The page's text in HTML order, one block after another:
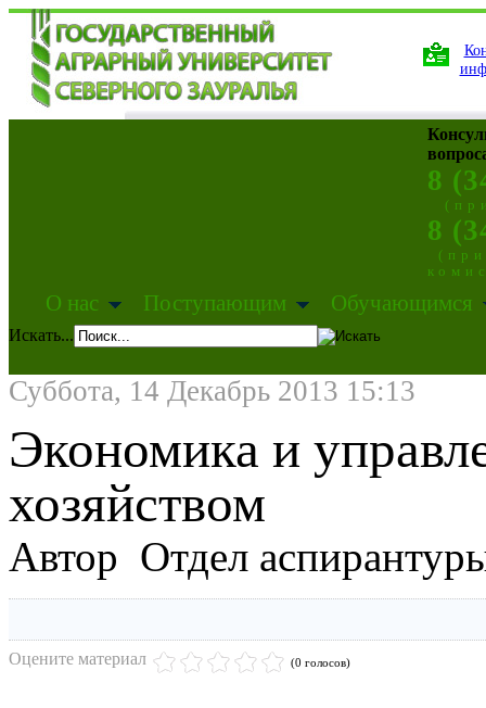
8
8
О нас Поступающим Обучающимся
Искать...
Суббота, 14 Декабрь 2013 15:13
Экономика и
хозяйством
Автор Отдел
Оцените материал (0 голосов)